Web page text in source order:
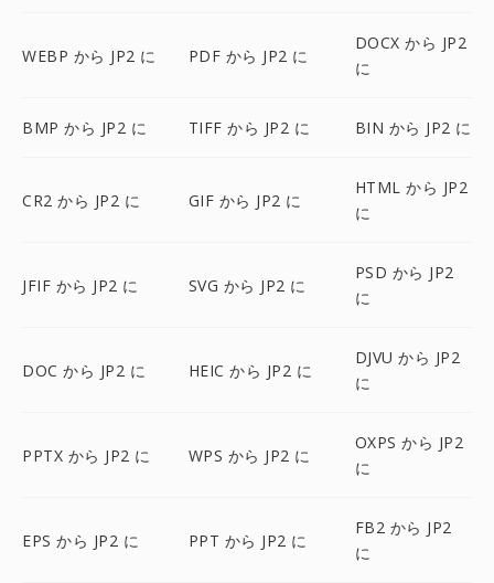
WEBP から JP2 に PDF から JP2 に
DOCX から JP2
に
BMP から JP2 に TIFF から JP2 に BIN から JP2 に
CR2 から JP2 に GIF から JP2 に
HTML から JP2
に
JFIF から JP2 に SVG から JP2 に
PSD から JP2
に
DOC から JP2 に HEIC から JP2 に
DJVU から JP2
に
PPTX から JP2 に WPS から JP2 に
OXPS から JP2
に
EPS から JP2 に PPT から JP2 に
FB2 から JP2
に